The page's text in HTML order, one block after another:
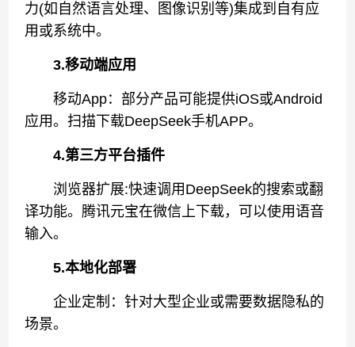
力(如自然语言处理、图像识别等)集成到自有应
用或系统中。
3.移动端应用
移动App：部分产品可能提供iOS或Android
应用。扫描下载DeepSeek手机APP。
4.第三方平台插件
浏览器扩展:快速调用DeepSeek的搜索或翻
译功能。腾讯元宝在微信上下载，可以使用语音
输入。
5.本地化部署
企业定制：针对大型企业或需要数据隐私的
场景。